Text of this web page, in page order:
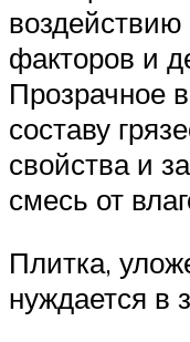
факторов и
Прозрачное
составу
свойства и
смесь от
Плитка,
нуждается в